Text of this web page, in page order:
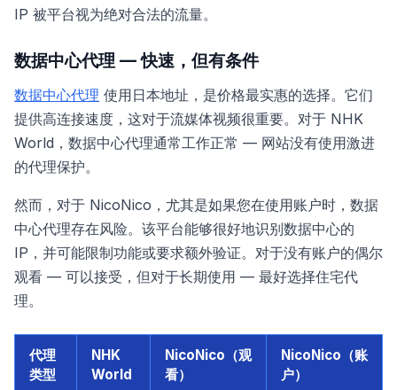
IP 被平台视为绝对合法的流量。
数据中心代理 — 快速，但有条件
数据中心代理 使用日本地址，是价格最实惠的选择。它们
提供高连接速度，这对于流媒体视频很重要。对于 NHK
World，数据中心代理通常工作正常 — 网站没有使用激进
的代理保护。
然而，对于 NicoNico，尤其是如果您在使用账户时，数据
中心代理存在风险。该平台能够很好地识别数据中心的
IP，并可能限制功能或要求额外验证。对于没有账户的偶尔
观看 — 可以接受，但对于长期使用 — 最好选择住宅代
理。
代理
类型
NHK
World
NicoNico（观
看）
NicoNico（账
户）